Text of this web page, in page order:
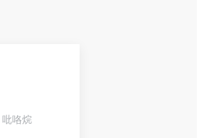
吡咯烷